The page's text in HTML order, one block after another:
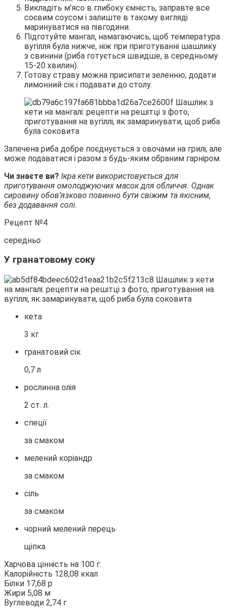
Викладіть м’ясо в глибоку ємність, заправте все
соєвим соусом і залиште в такому вигляді
маринуватися на півгодини.
Підготуйте мангал, намагаючись, щоб температура
вугілля була нижче, ніж при приготуванні шашлику
з свинини (риба готується швидше, в середньому
15-20 хвилин).
Готову страву можна присипати зеленню, додати
лимонний сік і подавати до столу.
Запечена риба добре поєднується з овочами на грилі, але
може подаватися і разом з будь-яким обраним гарніром.
Чи знаєте ви? Ікра кети використовується для
приготування омолоджуючих масок для обличчя. Однак
сировину обов’язково повинно бути свіжим та якісним,
без додавання солі.
Рецепт №4
середньо
У гранатовому соку
кета
3 кг
гранатовий сік
0,7 л
рослинна олія
2 ст. л.
спеції
за смаком
мелений коріандр
за смаком
сіль
за смаком
чорний мелений перець
щіпка
Харчова цінність на 100 г:
Калорійність 128,08 ккал
Білки 17,68 р
Жири 5,08 м
Вуглеводи 2,74 г